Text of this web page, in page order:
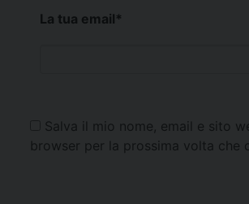
La tua email*
Salva il mio nome, email e sito
browser per la prossima volta che